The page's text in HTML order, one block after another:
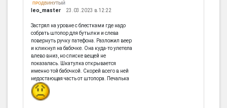
ПРОДВИНУТЫЙ
leo_master 23.03.2023 в 12:22
Застрял на уровне с блестками где надо
собрать штопор для бутылки и слева
повернуть ручку патефона. Разложил веер
и кликнул на бабочке. Она куда-то улетела
влево вниз, но списке вещей не
показалась. Шкатулка открывается
именно той бабочкой. Скорей всего в ней
недостающая часть от штопора. Печалька